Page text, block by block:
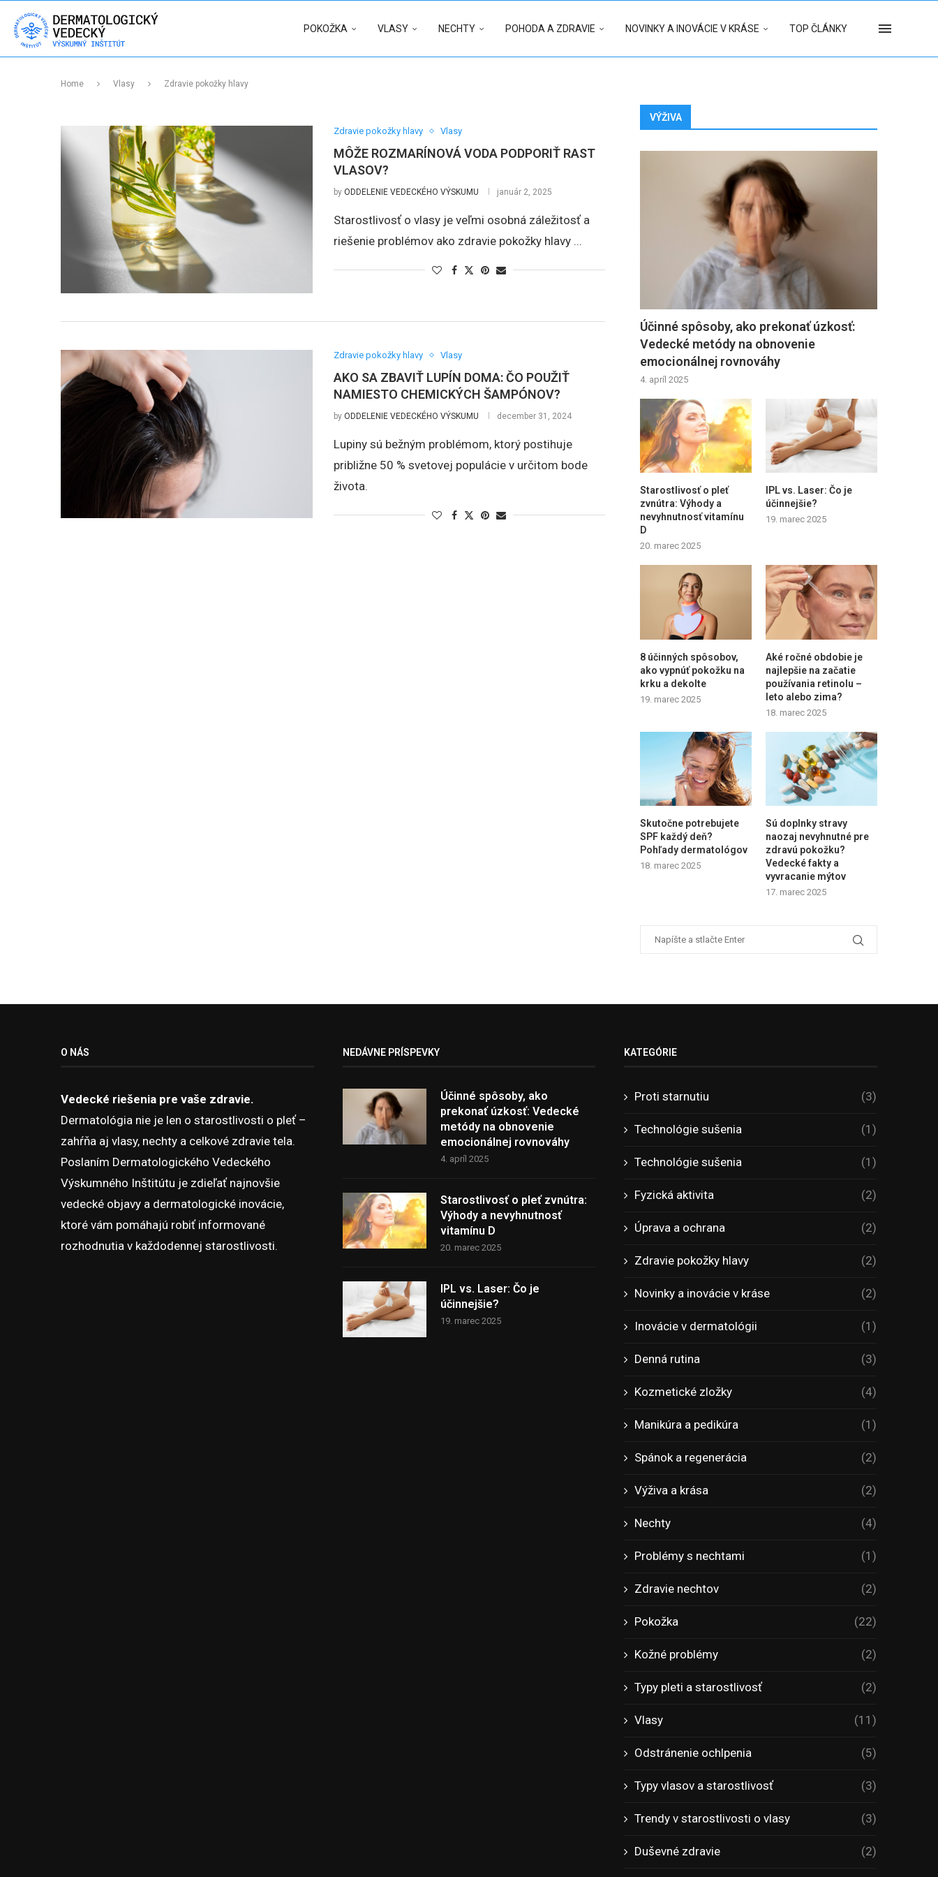
POKOŽKA VLASY NECHTY POHODA A ZDRAVIE NOVINKY A INOVÁCIE V KRÁSE TOP ČLÁNKY
Home Vlasy Zdravie pokožky hlavy
Zdravie pokožky hlavy Vlasy
MÔŽE ROZMARÍNOVÁ VODA PODPORIŤ RAST
VLASOV?
by ODDELENIE VEDECKÉHO VÝSKUMU január 2, 2025
Starostlivosť o vlasy je veľmi osobná záležitosť a
riešenie problémov ako zdravie pokožky hlavy ...
Zdravie pokožky hlavy Vlasy
AKO SA ZBAVIŤ LUPÍN DOMA: ČO POUŽIŤ
NAMIESTO CHEMICKÝCH ŠAMPÓNOV?
by ODDELENIE VEDECKÉHO VÝSKUMU december 31, 2024
Lupiny sú bežným problémom, ktorý postihuje
približne 50 % svetovej populácie v určitom bode
života.
VÝŽIVA
Účinné spôsoby, ako prekonať úzkosť:
Vedecké metódy na obnovenie
emocionálnej rovnováhy
4. apríl 2025
Starostlivosť o pleť
zvnútra: Výhody a
nevyhnutnosť vitamínu
D
20. marec 2025
IPL vs. Laser: Čo je
účinnejšie?
19. marec 2025
8 účinných spôsobov,
ako vypnúť pokožku na
krku a dekolte
19. marec 2025
Aké ročné obdobie je
najlepšie na začatie
používania retinolu –
leto alebo zima?
18. marec 2025
Skutočne potrebujete
SPF každý deň?
Pohľady dermatológov
18. marec 2025
Sú doplnky stravy
naozaj nevyhnutné pre
zdravú pokožku?
Vedecké fakty a
vyvracanie mýtov
17. marec 2025
O NÁS
Vedecké riešenia pre vaše zdravie.
Dermatológia nie je len o starostlivosti o pleť –
zahŕňa aj vlasy, nechty a celkové zdravie tela.
Poslaním Dermatologického Vedeckého
Výskumného Inštitútu je zdieľať najnovšie
vedecké objavy a dermatologické inovácie,
ktoré vám pomáhajú robiť informované
rozhodnutia v každodennej starostlivosti.
NEDÁVNE PRÍSPEVKY
Účinné spôsoby, ako
prekonať úzkosť: Vedecké
metódy na obnovenie
emocionálnej rovnováhy
4. apríl 2025
Starostlivosť o pleť zvnútra:
Výhody a nevyhnutnosť
vitamínu D
20. marec 2025
IPL vs. Laser: Čo je
účinnejšie?
19. marec 2025
KATEGÓRIE
Proti starnutiu (3)
Technológie sušenia (1)
Technológie sušenia (1)
Fyzická aktivita (2)
Úprava a ochrana (2)
Zdravie pokožky hlavy (2)
Novinky a inovácie v kráse (2)
Inovácie v dermatológii (1)
Denná rutina (3)
Kozmetické zložky (4)
Manikúra a pedikúra (1)
Spánok a regenerácia (2)
Výživa a krása (2)
Nechty (4)
Problémy s nechtami (1)
Zdravie nechtov (2)
Pokožka (22)
Kožné problémy (2)
Typy pleti a starostlivosť (2)
Vlasy (11)
Odstránenie ochlpenia (5)
Typy vlasov a starostlivosť (3)
Trendy v starostlivosti o vlasy (3)
Duševné zdravie (2)